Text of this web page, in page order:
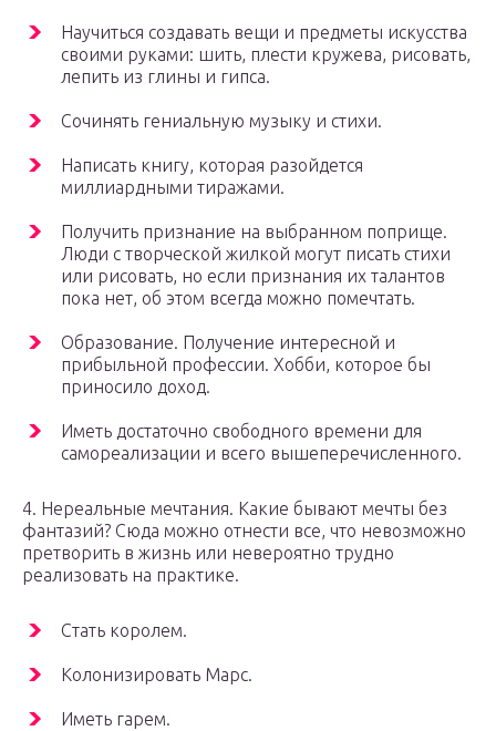
Научиться создавать вещи и предметы искусства
своими руками: шить, плести кружева, рисовать,
лепить из глины и гипса.
Сочинять гениальную музыку и стихи.
Написать книгу, которая разойдется
миллиардными тиражами.
Получить признание на выбранном поприще.
Люди с творческой жилкой могут писать стихи
или рисовать, но если признания их талантов
пока нет, об этом всегда можно помечтать.
Образование. Получение интересной и
прибыльной профессии. Хобби, которое бы
приносило доход.
Иметь достаточно свободного времени для
самореализации и всего вышеперечисленного.
4. Нереальные мечтания. Какие бывают мечты без
фантазий? Сюда можно отнести все, что невозможно
претворить в жизнь или невероятно трудно
реализовать на практике.
Стать королем.
Колонизировать Марс.
Иметь гарем.